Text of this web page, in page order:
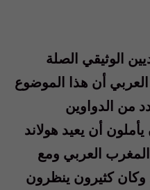
الوثيقي الصلة
أن هذا الموضوع
من الدواوين
أن يعيد هولاند
المغرب العربي ومع
وكان كثيرون ينظرون